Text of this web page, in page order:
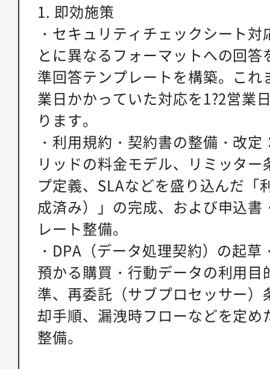
1. 即効施策
・セキュリティチェックシート
とに異なるフォーマットへの回
準回答テンプレートを構築。これ
業日かかっていた対応を1?2営業
ります。
・利用規約・契約書の整備・改
リッドの料金モデル、リミッタ
プ定義、SLAなどを盛り込んだ「
成済み）」の完成、および申込
レート整備。
・DPA（データ処理契約）の起
預かる購買・行動データの利用
準、再委託（サブプロセッサー
却手順、漏洩時フローなどを定め
整備。